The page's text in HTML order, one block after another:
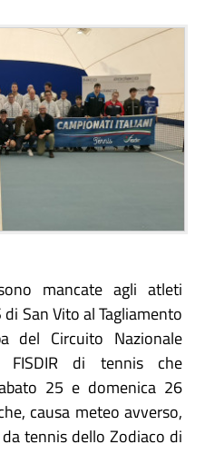
mancate agli atleti
di San Vito al Tagliamento
del Circuito Nazionale
FISDIR di tennis che
25 e domenica 26
causa meteo avverso,
tennis dello Zodiaco di